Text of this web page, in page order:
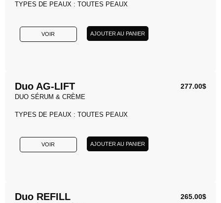
TYPES DE PEAUX : TOUTES PEAUX
VOIR AJOUTER AU PANIER
Duo AG-LIFT 277.00$
DUO SÉRUM & CRÈME
TYPES DE PEAUX : TOUTES PEAUX
VOIR AJOUTER AU PANIER
Duo REFILL 265.00$